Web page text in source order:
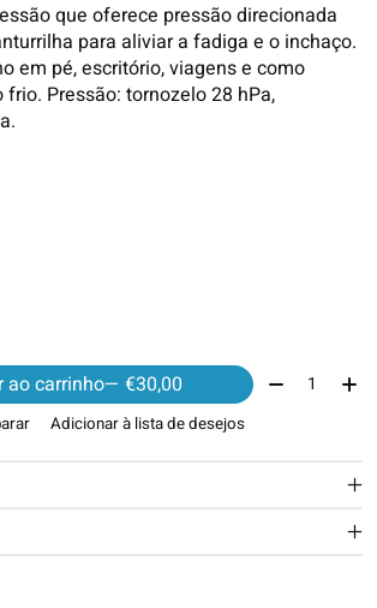
que oferece pressão direcionada
para aliviar a fadiga e o inchaço.
em pé, escritório, viagens e como
Pressão: tornozelo 28 hPa,
ao carrinho — €30,00 Quantidade:
Adicionar à lista de desejos